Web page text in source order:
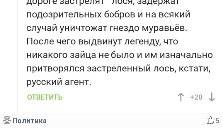
5
Политика